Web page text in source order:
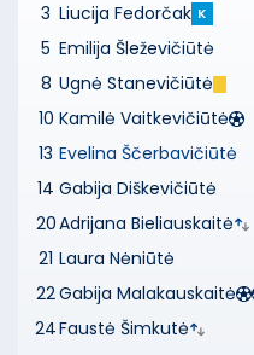
3 Liucija Fedorčak K
5 Emilija Šleževičiūtė
8 Ugnė Stanevičiūtė
10 Kamilė Vaitkevičiūtė
13 Evelina Ščerbavičiūtė
14 Gabija Diškevičiūtė
20Adrijana Bieliauskaitė
21 Laura Nėniūtė
22Gabija Malakauskaitė
24Faustė Šimkutė